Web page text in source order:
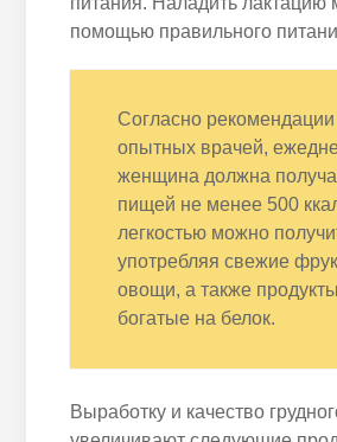
помощью правильного
Согласно рекомендации
опытных врачей,
женщина должна
пищей не менее 500
легкостью можно
употребляя свежие
овощи, а также
богатые на белок.
Выработку и качество